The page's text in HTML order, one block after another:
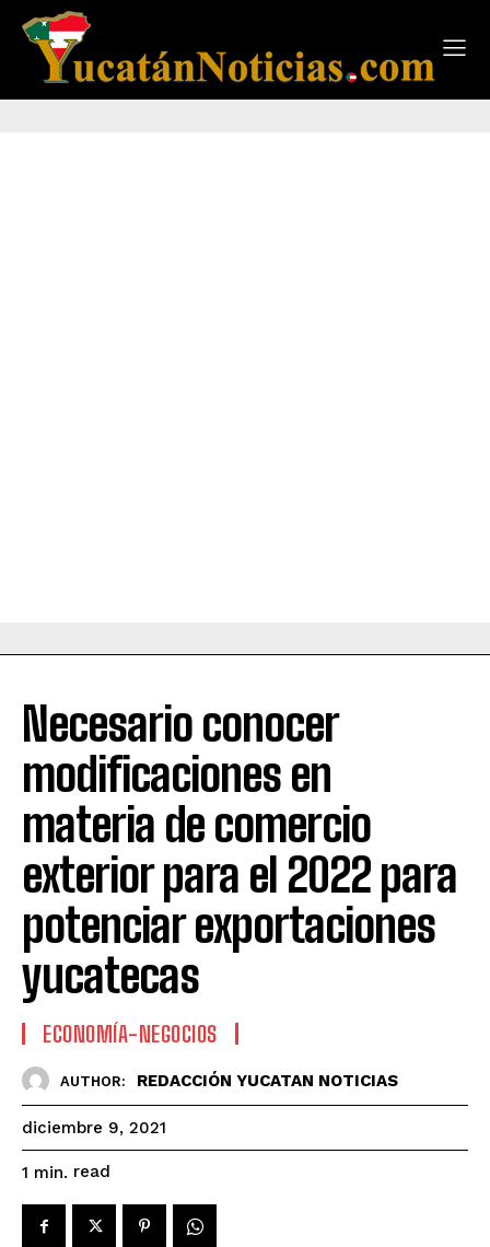
Necesario conocer
modificaciones en
materia de comercio
exterior para el 2022 para
potenciar exportaciones
yucatecas
ECONOMÍA-NEGOCIOS
AUTHOR: REDACCIÓN YUCATAN NOTICIAS
diciembre 9, 2021
1 min. read